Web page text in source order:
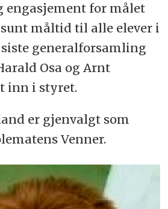
engasjement for målet
måltid til alle elever i
generalforsamling
Osa og Arnt
inn i styret.
er gjenvalgt som
Venner.